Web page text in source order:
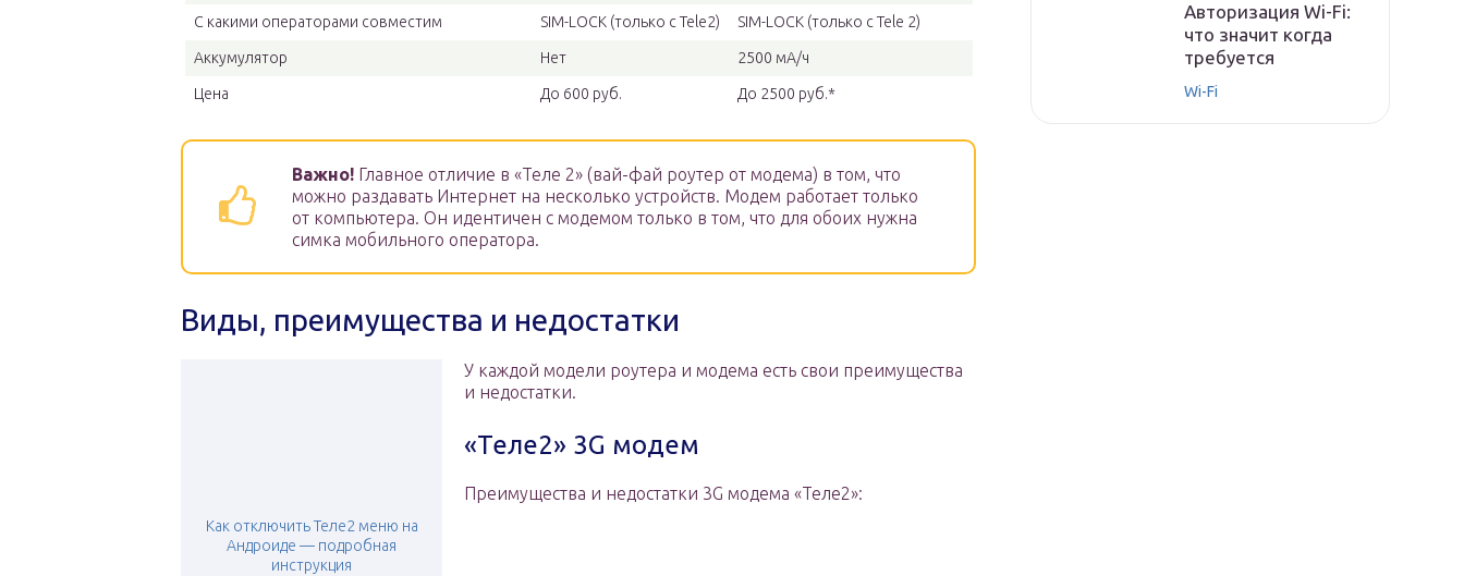
С какими операторами совместим SIM-LOCK (только с Tele2) SIM-LOCK (только с Tele 2)
Аккумулятор Нет 2500 мА/ч
Цена До 600 руб. До 2500 руб.*
Важно! Главное отличие в «Теле 2» (вай-фай роутер от модема) в том, что
можно раздавать Интернет на несколько устройств. Модем работает только
от компьютера. Он идентичен с модемом только в том, что для обоих нужна
симка мобильного оператора.
Виды, преимущества и недостатки
Как отключить Теле2 меню на
Андроиде — подробная
инструкция
У каждой модели роутера и модема есть свои преимущества
и недостатки.
«Теле2» 3G модем
Преимущества и недостатки 3G модема «Теле2»:
Авторизация Wi-Fi:
что значит когда
требуется
Wi-Fi